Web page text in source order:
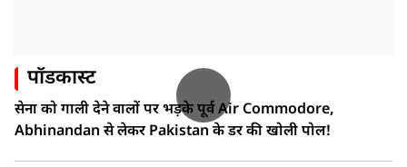
पॉडकास्ट
सेना को गाली देने वालों पर भड़के पूर्व Air Commodore,
Abhinandan से लेकर Pakistan के डर की खोली पोल!